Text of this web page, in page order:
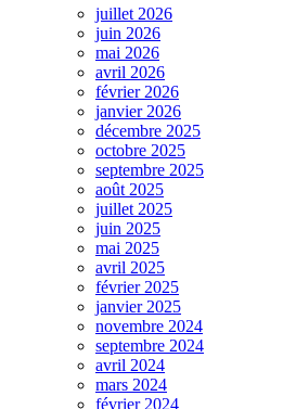
juillet 2026
juin 2026
mai 2026
avril 2026
février 2026
janvier 2026
décembre 2025
octobre 2025
septembre 2025
août 2025
juillet 2025
juin 2025
mai 2025
avril 2025
février 2025
janvier 2025
novembre 2024
septembre 2024
avril 2024
mars 2024
février 2024